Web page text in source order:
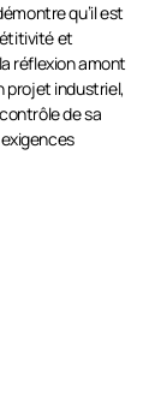
qu’il est
et
réflexion amont
projet industriel,
de sa